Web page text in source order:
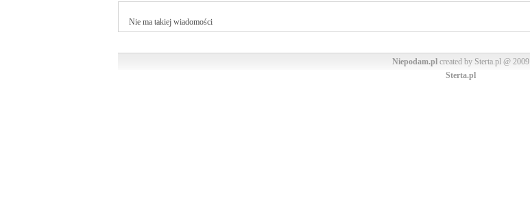
Nie ma takiej wiadomości
Niepodam.pl created by Sterta.pl @ 2009
Sterta.pl